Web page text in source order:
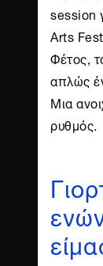
session
Arts
Φέτος,
απλώς
Μια
ρυθμός.